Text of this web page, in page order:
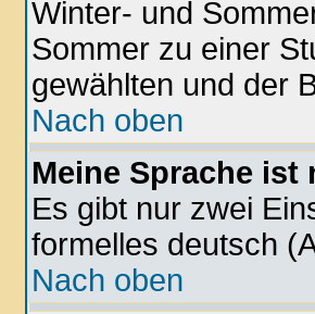
Winter- und
Sommer zu einer
gewählten und der
Nach oben
Meine Sprache
Es gibt nur zwei
formelles deutsch
Nach oben